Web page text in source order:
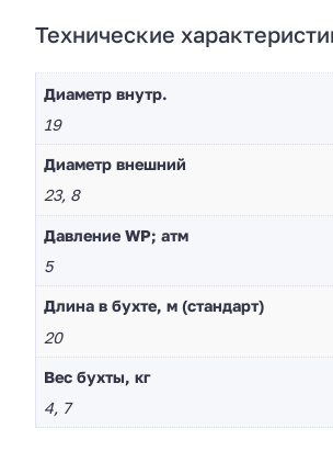
Технические
Диаметр внутр.
19
Диaметр внешний
23, 8
Давление WP; атм
5
Длина в бухте, м (стандарт)
20
Вес бухты, кг
4, 7